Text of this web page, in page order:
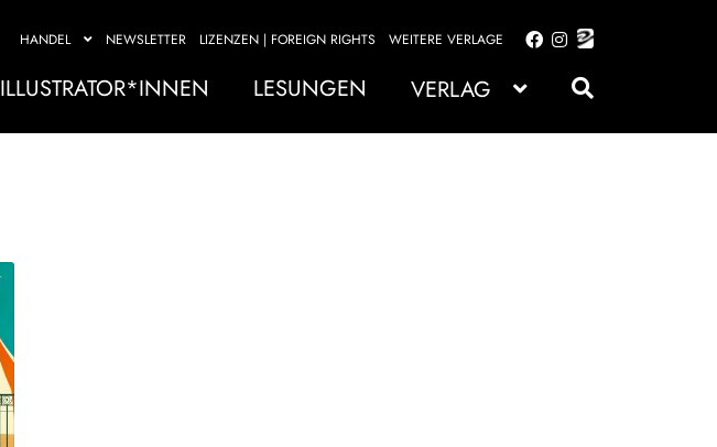
HANDEL NEWSLETTER LIZENZEN | FOREIGN RIGHTS WEITERE VERLAGE
Zur
springen
Zum
springen
ILLUSTRATOR*INNEN LESUNGEN VERLAG